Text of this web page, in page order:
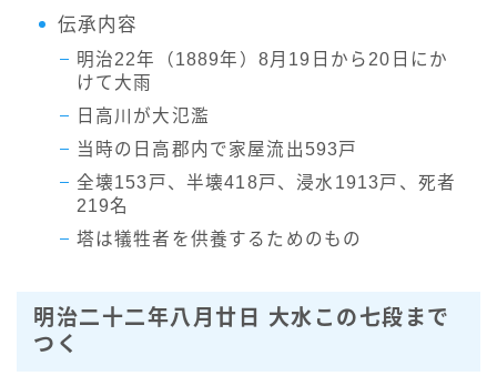
伝承内容
明治22年（1889年）8月19日から20日にか
けて大雨
日高川が大氾濫
当時の日高郡内で家屋流出593戸
全壊153戸、半壊418戸、浸水1913戸、死者
219名
塔は犠牲者を供養するためのもの
明治二十二年八月廿日 大水この七段まで
つく